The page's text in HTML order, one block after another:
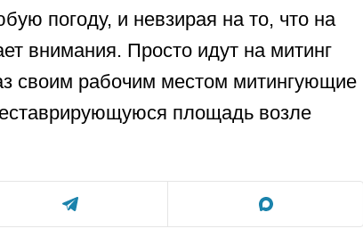
погоду, и невзирая на то, что на
внимания. Просто идут на митинг
своим рабочим местом митингующие
площадь возле